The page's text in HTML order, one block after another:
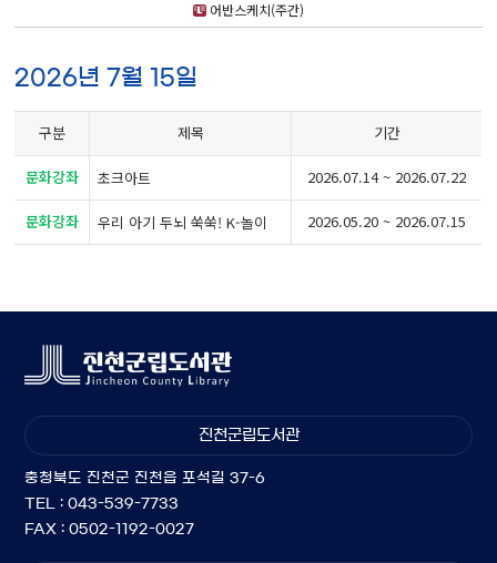
어반스케치(주간)
2026년 7월 15일
구분 제목 기간
문화강좌 초크아트 2026.07.14 ~ 2026.07.22
문화강좌 우리 아기 두뇌 쑥쑥! K-놀이 2026.05.20 ~ 2026.07.15
진천군립도서관
충청북도 진천군 진천읍 포석길 37-6
TEL : 043-539-7733
FAX : 0502-1192-0027